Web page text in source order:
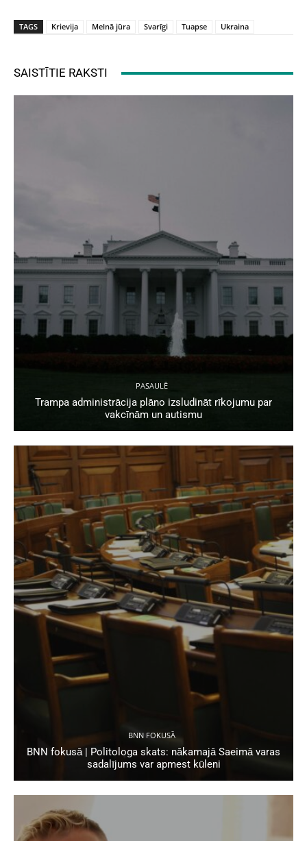
TAGS Krievija Melnā jūra Svarīgi Tuapse Ukraina
SAISTĪTIE RAKSTI
PASAULĒ
Trampa administrācija plāno izsludināt rīkojumu par
vakcīnām un autismu
BNN FOKUSĀ
BNN fokusā | Politologa skats: nākamajā Saeimā varas
sadalījums var apmest kūleni